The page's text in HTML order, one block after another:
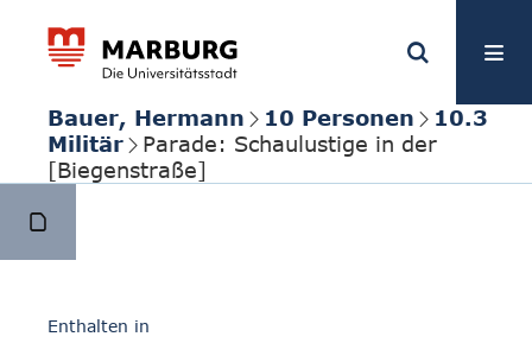
Bauer, Hermann 10 Personen
10.3
Militär
Parade: Schaulustige in der
[Biegenstraße]
Enthalten in